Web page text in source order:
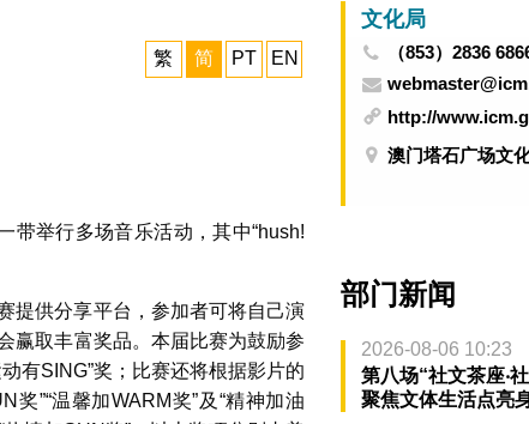
繁 简 PT EN
带举行多场音乐活动，其中“hush!
提供分享平台，参加者可将自己演
赢取丰富奖品。本届比赛为鼓励参
有SING”奖；比赛还将根据影片的
”“温馨加WARM奖”及“精神加油
文化局
（853）2836
http://
澳门塔石广场文
部门新闻
2026-08-06 10:23
第八场“社文茶座‧
聚焦文体生活点亮